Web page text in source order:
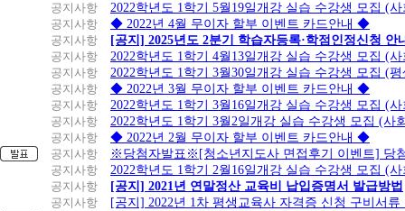
공지사항
2022학년도 1학기 5월19일개강 실습 수강생 모집 (
공지사항
◆ 2022년 4월 무이자 할부 이벤트 카드안내 ◆
공지사항
[공지] 2025년도 2분기 학습자등록·학점인정신청 안
공지사항
2022학년도 1학기 4월13일개강 실습 수강생 모집 (
공지사항
2022학년도 1학기 3월30일개강 실습 수강생 모집 (
공지사항
◆ 2022년 3월 무이자 할부 이벤트 카드안내 ◆
공지사항
2022학년도 1학기 3월16일개강 실습 수강생 모집 (
공지사항
2022학년도 1학기 3월2일개강 실습 수강생 모집 (사
공지사항
◆ 2022년 2월 무이자 할부 이벤트 카드안내 ◆
공지사항
※당첨자발표※[청소년지도사 면접후기 이벤트] 당
공지사항
2022학년도 1학기 2월16일개강 실습 수강생 모집 (
공지사항
[공지] 2021년 연말정산 교육비 납입증명서 발급방법
공지사항
[공지] 2022년 1차 평생교육사 자격증 신청 구비서류